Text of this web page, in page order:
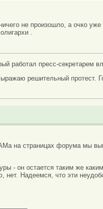
не произошло, а очко
.
работал пресс-секретарем
решительный протест.
на страницах форума мы
- он остается таким же
нет. Надеемся, что эти